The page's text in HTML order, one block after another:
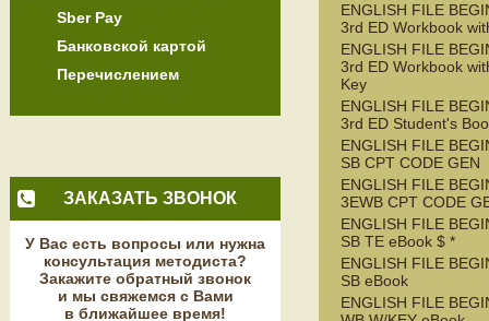
Sber Pay
Банковской картой
Перечислением
ЗАКАЗАТЬ ЗВОНОК
У Вас есть вопросы или нужна
консультация методиста?
Закажите обратный звонок
и мы свяжемся с Вами
в ближайшее время!
ENGLISH FILE
3rd ED Workbook
ENGLISH FILE
3rd ED Workbook
Key
ENGLISH FILE
3rd ED Student's
ENGLISH FILE
SB CPT CODE GEN
ENGLISH FILE
3EWB CPT CODE
ENGLISH FILE
SB TE eBook $ *
ENGLISH FILE
SB eBook
ENGLISH FILE